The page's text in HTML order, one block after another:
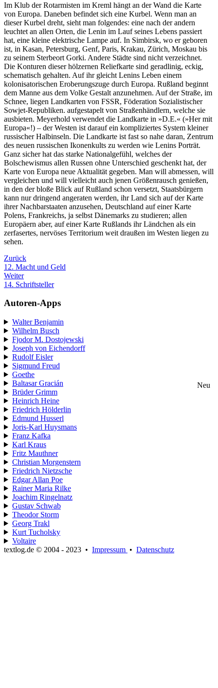
Im Klub der Rotarmisten im Kreml hängt an der Wand die Karte
von Europa. Daneben befindet sich eine Kurbel. Wenn man an
dieser Kurbel dreht, sieht man folgendes: eine nach der andern
leuchtet an allen Orten, die Lenin im Lauf seines Lebens passiert
hat, eine kleine elektrische Lampe auf. In Simbirsk, wo er geboren
ist, in Kasan, Petersburg, Genf, Paris, Krakau, Zürich, Moskau bis
zu seinem Sterbeort Gorki. Andere Städte sind nicht verzeichnet.
Die Konturen dieser hölzernen Reliefkarte sind geradlinig, eckig,
schematisch gehalten. Auf ihr gleicht Lenins Leben einem
kolonisatorischen Eroberungszuge durch Europa. Rußland beginnt
dem Manne aus dem Volke Gestalt anzunehmen. Auf der Straße, im
Schnee, liegen Landkarten von FSSR, Föderation Sozialistischer
Sowjet-Republiken. aufgestapelt von Straßenhändlern, welche sie
ausbieten. Meyerhold verwendet die Landkarte in »D.E.« (»Her mit
Europa«!) – der Westen ist darauf ein kompliziertes System kleiner
russischer Halbinseln. Die Landkarte ist fast so nahe daran, Zentrum
des neuen russischen Ikonenkults zu werden wie Lenins Porträt.
Ganz sicher hat das starke Nationalgefühl, welches der
Bolschewismus allen Russen ohne Unterschied geschenkt hat, der
Karte von Europa neue Aktualität gegeben. Man will abmessen, will
vergleichen und will vielleicht auch jenen Größenrausch genießen,
in den der bloße Blick auf Rußland schon versetzt, Staatsbürgern
kann nur dringend angeraten werden, ihr Land sich auf der Karte
ihrer Nachbarstaaten anzusehen, Deutschland auf einer Karte
Polens, Frankreichs, ja selbst Dänemarks zu studieren; allen
Europäern aber, auf einer Karte Rußlands ihr Ländchen als ein
zerfasertes, nervöses Territorium weit draußen im Westen liegen zu
sehen.
Zurück
12. Macht und Geld
Weiter
14. Schriftsteller
Autoren-Apps
Walter Benjamin
Wilhelm Busch
Fjodor M. Dostojewski
Joseph von Eichendorff
Rudolf Eisler
Sigmund Freud
Goethe
Baltasar Gracián
Neu
Brüder Grimm
Heinrich Heine
Friedrich Hölderlin
Edmund Husserl
Joris-Karl Huysmans
Franz Kafka
Karl Kraus
Fritz Mauthner
Christian Morgenstern
Friedrich Nietzsche
Edgar Allan Poe
Rainer Maria Rilke
Joachim Ringelnatz
Gustav Schwab
Theodor Storm
Georg Trakl
Kurt Tucholsky
Voltaire
textlog.de © 2004 - 2023 • Impressum • Datenschutz